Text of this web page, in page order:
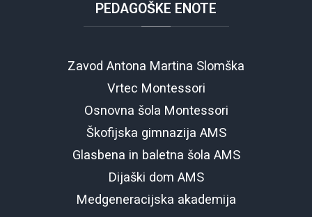
PEDAGOŠKE ENOTE
Zavod Antona Martina Slomška
Vrtec Montessori
Osnovna šola Montessori
Škofijska gimnazija AMS
Glasbena in baletna šola AMS
Dijaški dom AMS
Medgeneracijska akademija